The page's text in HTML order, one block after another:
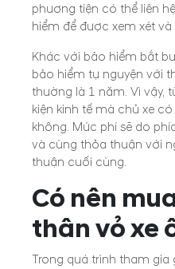
phương tiện có thể liên
hiểm để được xem xét
Khác với bảo hiểm bắt
bảo hiểm tự nguyện với
thường là 1 năm. Vì vậy,
kiện kinh tế mà chủ xe
không. Mức phí sẽ do
và cùng thỏa thuận với
thuận cuối cùng.
Có nên
thân vỏ xe
Trong quá trình tham